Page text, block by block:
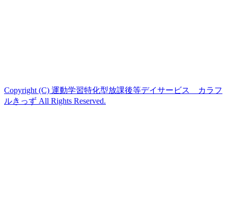
Copyright (C) 運動学習特化型放課後等デイサービス カラフ
ルきっず All Rights Reserved.